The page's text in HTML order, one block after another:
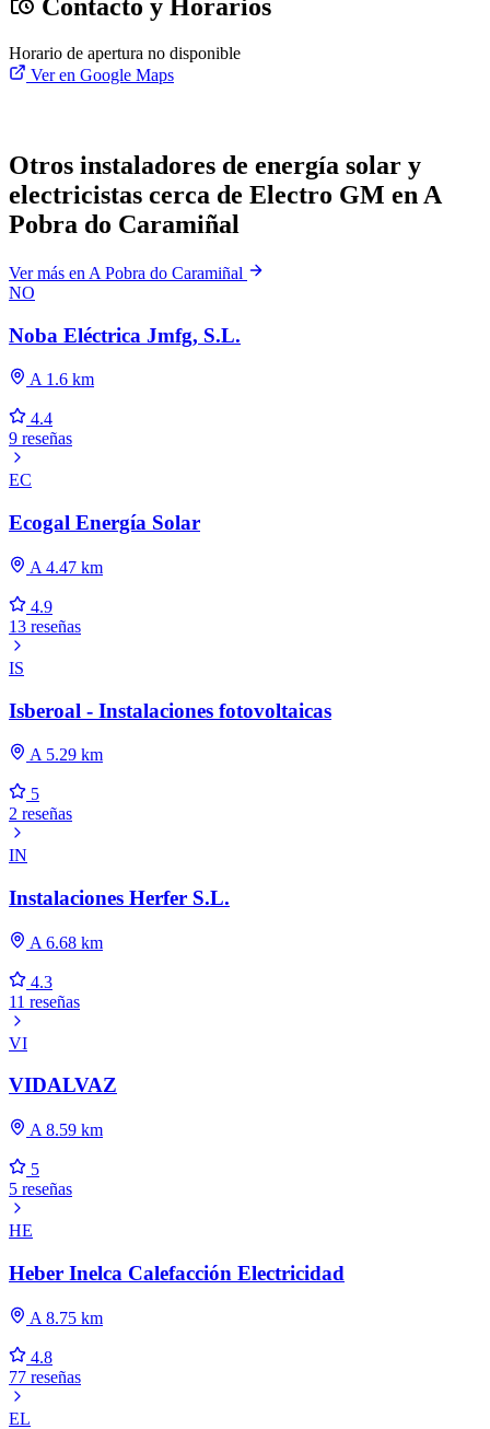
Contacto y Horarios
Horario de apertura no disponible
Ver en Google Maps
Otros instaladores de energía solar y
electricistas cerca de Electro GM en A
Pobra do Caramiñal
Ver más en A Pobra do Caramiñal
NO
Noba Eléctrica Jmfg, S.L.
A 1.6 km
4.4
9 reseñas
EC
Ecogal Energía Solar
A 4.47 km
4.9
13 reseñas
IS
Isberoal - Instalaciones fotovoltaicas
A 5.29 km
5
2 reseñas
IN
Instalaciones Herfer S.L.
A 6.68 km
4.3
11 reseñas
VI
VIDALVAZ
A 8.59 km
5
5 reseñas
HE
Heber Inelca Calefacción Electricidad
A 8.75 km
4.8
77 reseñas
EL